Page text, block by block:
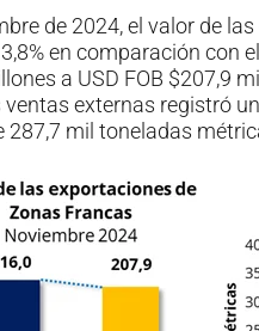
de 2024, el valor de
en comparación con
a USD FOB $207,9
ventas externas registró
287,7 mil toneladas